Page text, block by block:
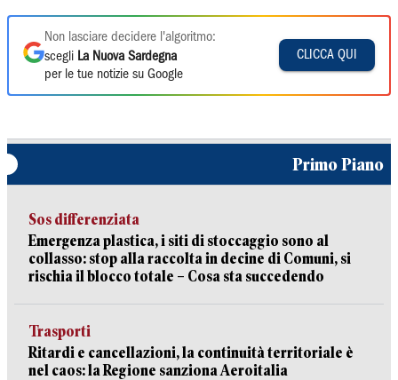
Non lasciare decidere l'algoritmo:
scegli La Nuova Sardegna
per le tue notizie su Google
CLICCA QUI
Primo Piano
Sos differenziata
Emergenza plastica, i siti di stoccaggio sono al
collasso: stop alla raccolta in decine di Comuni, si
rischia il blocco totale – Cosa sta succedendo
Trasporti
Ritardi e cancellazioni, la continuità territoriale è
nel caos: la Regione sanziona Aeroitalia